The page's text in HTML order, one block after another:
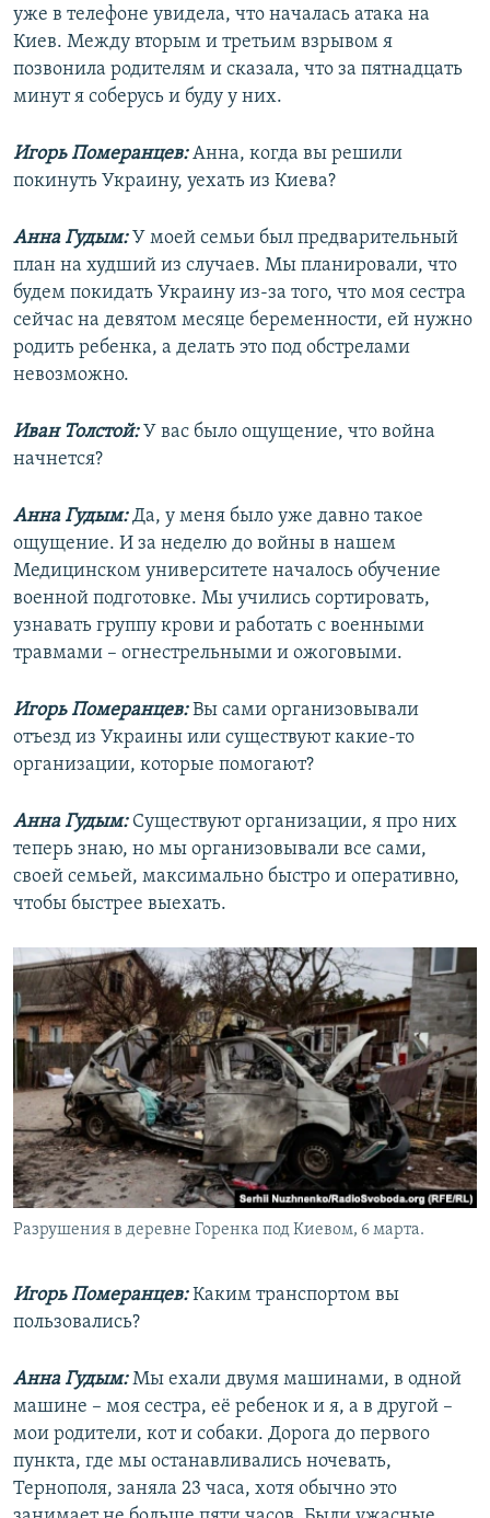
уже в телефоне увидела, что началась атака на
Киев. Между вторым и третьим взрывом я
позвонила родителям и сказала, что за пятнадцать
минут я соберусь и буду у них.
Игорь Померанцев:Анна, когда вы решили
покинуть Украину, уехать из Киева?
Анна Гудым: У моей семьи был предварительный
план на худший из случаев. Мы планировали, что
будем покидать Украину из-за того, что моя сестра
сейчас на девятом месяце беременности, ей нужно
родить ребенка, а делать это под обстрелами
невозможно.
Иван Толстой: У вас было ощущение, что война
начнется?
Анна Гудым:Да, у меня было уже давно такое
ощущение. И за неделю до войны в нашем
Медицинском университете началось обучение
военной подготовке. Мы учились сортировать,
узнавать группу крови и работать с военными
травмами – огнестрельными и ожоговыми.
Игорь Померанцев:Вы сами организовывали
отъезд из Украины или существуют какие-то
организации, которые помогают?
Анна Гудым: Существуют организации, я про них
теперь знаю, но мы организовывали все сами,
своей семьей, максимально быстро и оперативно,
чтобы быстрее выехать.
Разрушения в деревне Горенка под Киевом, 6 марта.
Игорь Померанцев:Каким транспортом вы
пользовались?
Анна Гудым:Мы ехали двумя машинами, в одной
машине – моя сестра, её ребенок и я, а в другой –
мои родители, кот и собаки. Дорога до первого
пункта, где мы останавливались ночевать,
Тернополя, заняла 23 часа, хотя обычно это